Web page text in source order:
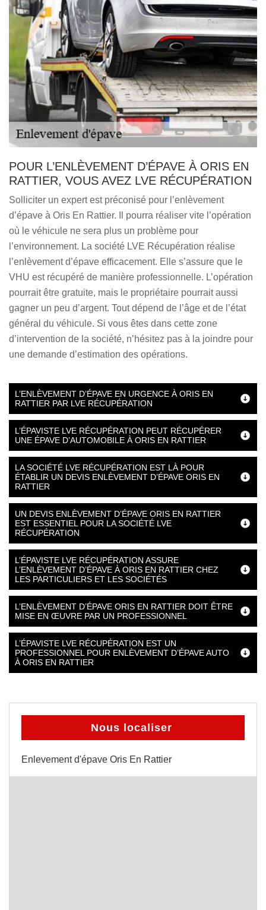
POUR L’ENLÈVEMENT D’ÉPAVE À ORIS EN
RATTIER, VOUS AVEZ LVE RÉCUPÉRATION
Solliciter un expert est préconisé pour l’enlèvement
d’épave à Oris En Rattier. Il pourra réaliser vite l’opération
où le véhicule ne sera plus un problème pour
l’environnement. La société LVE Récupération réalise
l’enlèvement d’épave efficacement. Elle s’assure que le
VHU est récupéré de manière professionnelle. L’opération
pourrait être gratuite, mais le propriétaire pourrait aussi
gagner un peu d’argent. Tout dépend de l’âge et de l’état
général du véhicule. Si vous êtes dans cette zone
d’intervention de la société, n’hésitez pas à la joindre pour
une demande d’estimation des opérations.
L’ENLÈVEMENT D’ÉPAVE EN URGENCE À ORIS EN
RATTIER PAR LVE RÉCUPÉRATION
L’ÉPAVISTE LVE RÉCUPÉRATION PEUT RÉCUPÉRER
UNE ÉPAVE D’AUTOMOBILE À ORIS EN RATTIER
LA SOCIÉTÉ LVE RÉCUPÉRATION EST LÀ POUR
ÉTABLIR UN DEVIS ENLÈVEMENT D’ÉPAVE ORIS EN
RATTIER
UN DEVIS ENLÈVEMENT D’ÉPAVE ORIS EN RATTIER
EST ESSENTIEL POUR LA SOCIÉTÉ LVE
RÉCUPÉRATION
L’ÉPAVISTE LVE RÉCUPÉRATION ASSURE
L’ENLÈVEMENT D’ÉPAVE À ORIS EN RATTIER CHEZ
LES PARTICULIERS ET LES SOCIÉTÉS
L’ENLÈVEMENT D’ÉPAVE ORIS EN RATTIER DOIT ÊTRE
MISE EN ŒUVRE PAR UN PROFESSIONNEL
L’ÉPAVISTE LVE RÉCUPÉRATION EST UN
PROFESSIONNEL POUR ENLÈVEMENT D’ÉPAVE AUTO
À ORIS EN RATTIER
Nous localiser
Enlevement d'épave Oris En Rattier